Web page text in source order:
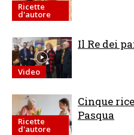
Ricette
d'autore
Video
Il Re dei
Ricette
d'autore
Cinque
Pasqua